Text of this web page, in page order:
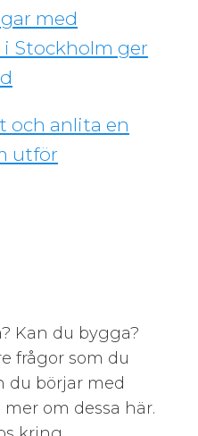
med
Stockholm ger
och anlita en
utför
Kan du bygga?
frågor som du
du börjar med
om dessa här.